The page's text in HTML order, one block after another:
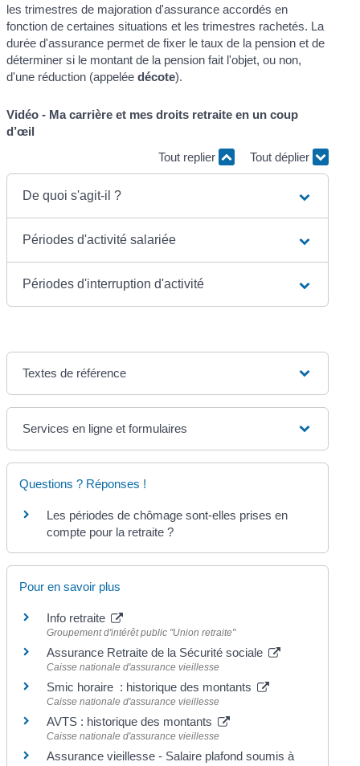
les trimestres de majoration d'assurance accordés en
fonction de certaines situations et les trimestres rachetés. La
durée d'assurance permet de fixer le taux de la pension et de
déterminer si le montant de la pension fait l'objet, ou non,
d'une réduction (appeléedécote).
Vidéo - Ma carrière et mes droits retraite en un coup
d’œil
Tout replier
Tout déplier
De quoi s'agit-il ?
Périodes d'activité salariée
Périodes d'interruption d'activité
Textes de référence
Services en ligne et formulaires
Questions ? Réponses !
Les périodes de chômage sont-elles prises en
compte pour la retraite ?
Pour en savoir plus
Info retraite
Groupement d'intérêt public "Union retraite"
Assurance Retraite de la Sécurité sociale
Caisse nationale d'assurance vieillesse
Smic horaire : historique des montants
Caisse nationale d'assurance vieillesse
AVTS : historique des montants
Caisse nationale d'assurance vieillesse
Assurance vieillesse - Salaire plafond soumis à